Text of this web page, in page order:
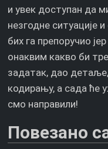
и увек доступан да
незгодне ситуације
бих га препоручио
онаквим какво би
задатак, дао
кодирању, а сада ће
смо направили!
Повезано